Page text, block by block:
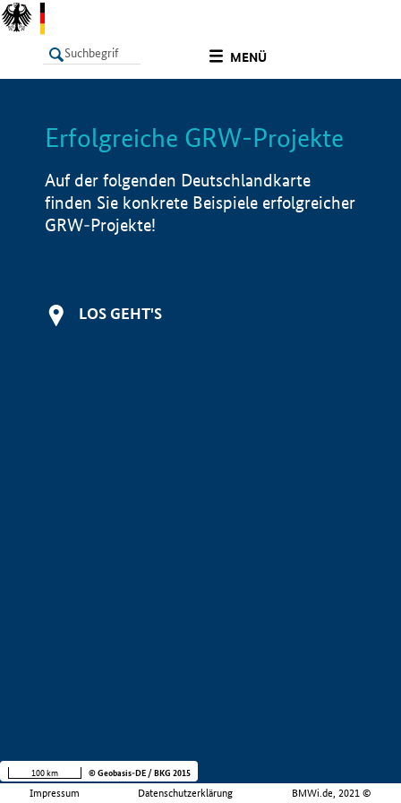
MENÜ
LISTE Info
Erfolgreiche GRW-Projekte
Auf der folgenden Deutschlandkarte
finden Sie konkrete Beispiele erfolgreicher
GRW-Projekte!
LOS GEHT'S
Impressum Datenschutzerklärung BMWi.de, 2021 ©
100 km © Geobasis-DE / BKG 2015